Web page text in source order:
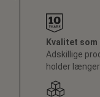
Kvalitet
Adskillige
holder